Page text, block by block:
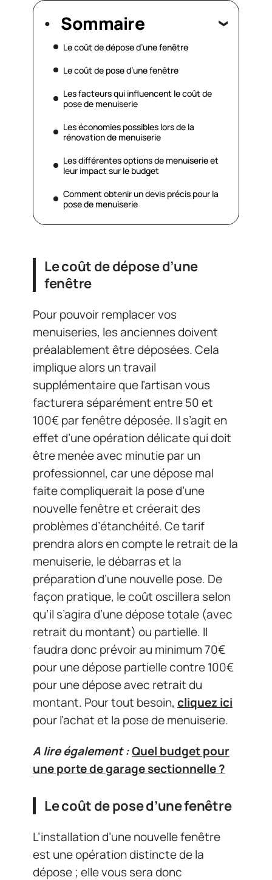
Sommaire
Le coût de dépose d’une fenêtre
Le coût de pose d’une fenêtre
Les facteurs qui influencent le coût de
pose de menuiserie
Les économies possibles lors de la
rénovation de menuiserie
Les différentes options de menuiserie et
leur impact sur le budget
Comment obtenir un devis précis pour la
pose de menuiserie
Le coût de dépose d’une
fenêtre
Pour pouvoir remplacer vos
menuiseries, les anciennes doivent
préalablement être déposées. Cela
implique alors un travail
supplémentaire que l’artisan vous
facturera séparément entre 50 et
100€ par fenêtre déposée. Il s’agit en
effet d’une opération délicate qui doit
être menée avec minutie par un
professionnel, car une dépose mal
faite compliquerait la pose d’une
nouvelle fenêtre et créerait des
problèmes d’étanchéité. Ce tarif
prendra alors en compte le retrait de la
menuiserie, le débarras et la
préparation d’une nouvelle pose. De
façon pratique, le coût oscillera selon
qu’il s’agira d’une dépose totale (avec
retrait du montant) ou partielle. Il
faudra donc prévoir au minimum 70€
pour une dépose partielle contre 100€
pour une dépose avec retrait du
montant. Pour tout besoin, cliquez ici
pour l’achat et la pose de menuiserie.
A lire également :Quel budget pour
une porte de garage sectionnelle ?
Le coût de pose d’une fenêtre
L’installation d’une nouvelle fenêtre
est une opération distincte de la
dépose ; elle vous sera donc